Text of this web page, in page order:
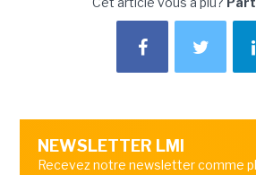
NEWSLETTER LMI
Recevez notre newsletter comme